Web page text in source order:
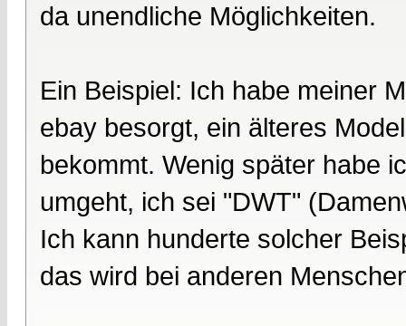
da unendliche Möglichkeiten.
Ein Beispiel: Ich habe meiner
ebay besorgt, ein älteres
bekommt. Wenig später habe
umgeht, ich sei "DWT"
Ich kann hunderte solcher
das wird bei anderen